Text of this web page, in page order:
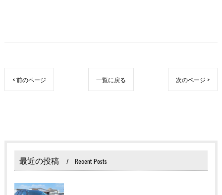
< 前のページ 一覧に戻る 次のページ >
最近の投稿 Recent Posts